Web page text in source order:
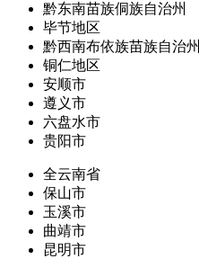
黔东南苗族侗族自治州
毕节地区
黔西南布依族苗族自治州
铜仁地区
安顺市
遵义市
六盘水市
贵阳市
全云南省
保山市
玉溪市
曲靖市
昆明市